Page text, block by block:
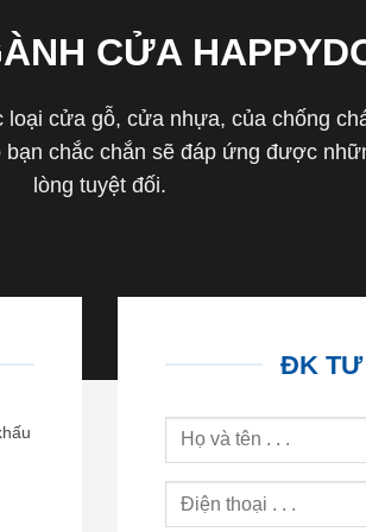
CỬA
cửa gỗ, cửa nhựa, của chống
chắc chắn sẽ đáp ứng được
lòng tuyệt đối.
ĐK TƯ